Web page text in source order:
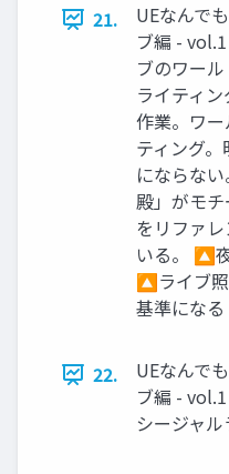
21.
UEなんで
ブ編 -
ブのワー
ライティ
作業。ワ
ティング
にならな
殿」がモ
をリファ
いる。 🔼
🔼ライブ
基準になる
22.
UEなんで
ブ編 -
シージャ